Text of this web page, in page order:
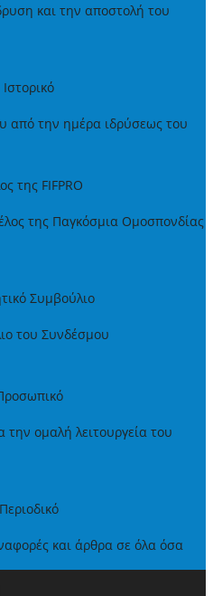
και την αποστολή του
Ιστορικό
από την ημέρα ιδρύσεως του
της FIFPRO
της Παγκόσμια Ομοσπονδίας
Συμβούλιο
του Συνδέσμου
την ομαλή λειτουργεία του
Περιοδικό
και άρθρα σε όλα όσα